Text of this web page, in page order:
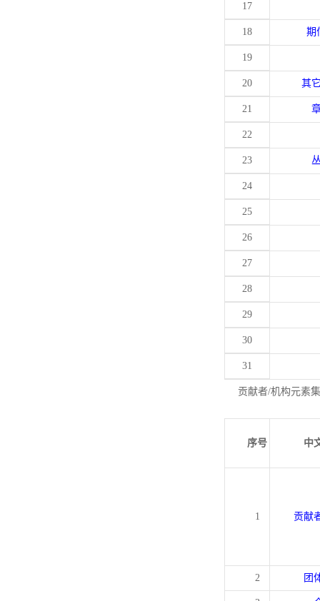
17
18 期
19
20 其
21
22
23
24
25
26
27
28
29
30
31
贡献者/机构元素
序号 中
1 贡献
2 团